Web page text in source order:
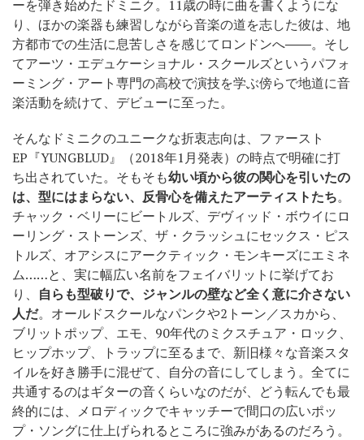
ーを弾き始めたドミニク。11歳の時に曲を書くようにな
り、ほかの楽器も練習しながら音楽の道を志した彼は、地
方都市での生活に息苦しさを感じてロンドンへ――。そし
てアーツ・エデュケーショナル・スクールズというパフォ
ーミング・アート専門の高校で演技を学ぶ傍らで地道に音
楽活動を続けて、デビューに至った。
そんなドミニクのユニークな折衷志向は、ファースト
EP『YUNGBLUD』（2018年1月発表）の時点で明確に打
ち出されていた。そもそも幼い頃から彼の関心を引いたの
は、型にはまらない、反骨心を備えたアーティストたち。
チャック・ベリーにビートルズ、デヴィッド・ボウイにロ
ーリング・ストーンズ、ザ・クラッシュにセックス・ピス
トルズ、オアシスにアークティック・モンキーズにエミネ
ム……と、実に幅広い名前をフェイバリットに挙げてお
り、 自らも型破りで、ジャンルの壁など全く意に介さない
人だ。オールドスクールなパンクや2トーン／スカから、
ブリットポップ、エモ、90年代のミクスチュア・ロック、
ヒップホップ、トラップに至るまで、新旧様々な音楽スタ
イルを好き勝手に混ぜて、自分の音にしてしまう。全てに
共通するのはギターの音くらいなのだが、どう転んでも最
終的には、メロディックでキャッチーで間口の広いポッ
プ・ソングに仕上げられるところに強みがあるのだろう。